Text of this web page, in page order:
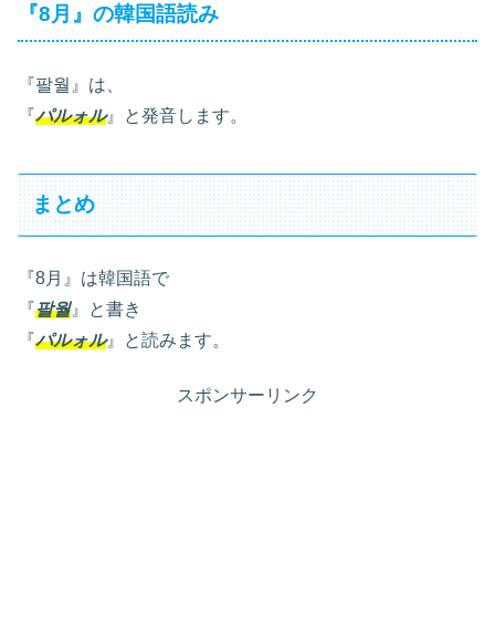
『8月』の韓国語読み
『팔월』は、
『パルォル』と発音します。
まとめ
『8月』は韓国語で
『팔월』と書き
『パルォル』と読みます。
スポンサーリンク